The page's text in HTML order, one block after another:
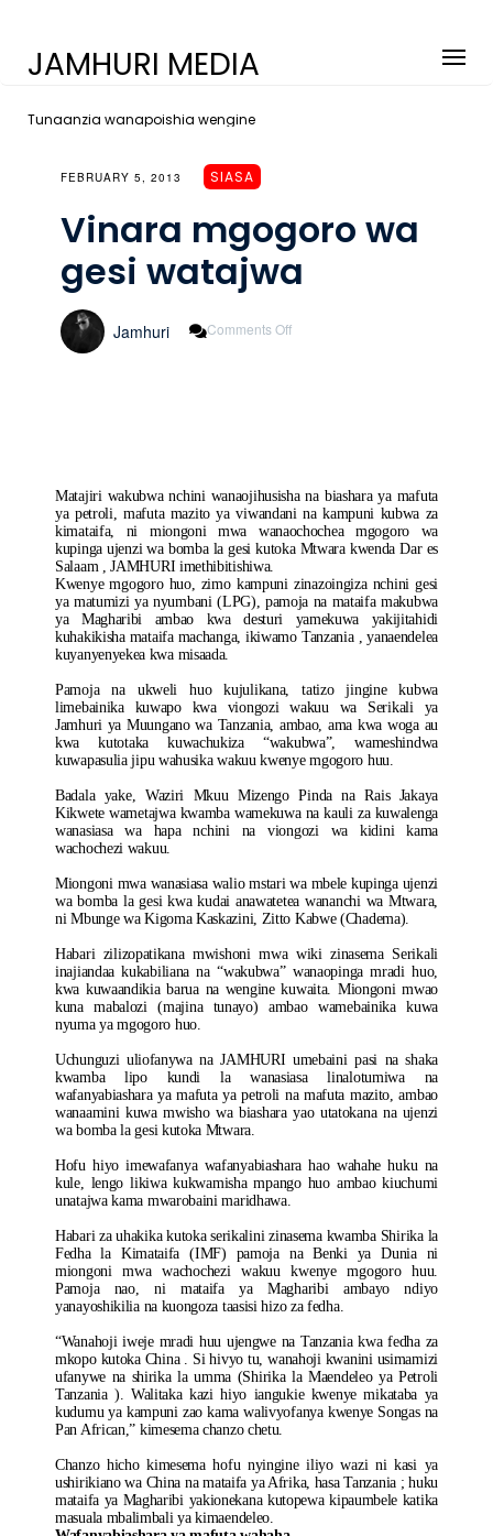
JAMHURI MEDIA
Tunaanzia wanapoishia wengine
FEBRUARY 5, 2013 SIASA
Vinara mgogoro wa
gesi watajwa
Jamhuri Comments Off
Matajiri wakubwa nchini wanaojihusisha na biashara ya mafuta
ya petroli, mafuta mazito ya viwandani na kampuni kubwa za
kimataifa, ni miongoni mwa wanaochochea mgogoro wa
kupinga ujenzi wa bomba la gesi kutoka Mtwara kwenda Dar es
Salaam , JAMHURI imethibitishiwa.
Kwenye mgogoro huo, zimo kampuni zinazoingiza nchini gesi
ya matumizi ya nyumbani (LPG), pamoja na mataifa makubwa
ya Magharibi ambao kwa desturi yamekuwa yakijitahidi
kuhakikisha mataifa machanga, ikiwamo Tanzania , yanaendelea
kuyanyenyekea kwa misaada.
Pamoja na ukweli huo kujulikana, tatizo jingine kubwa
limebainika kuwapo kwa viongozi wakuu wa Serikali ya
Jamhuri ya Muungano wa Tanzania, ambao, ama kwa woga au
kwa kutotaka kuwachukiza “wakubwa”, wameshindwa
kuwapasulia jipu wahusika wakuu kwenye mgogoro huu.
Badala yake, Waziri Mkuu Mizengo Pinda na Rais Jakaya
Kikwete wametajwa kwamba wamekuwa na kauli za kuwalenga
wanasiasa wa hapa nchini na viongozi wa kidini kama
wachochezi wakuu.
Miongoni mwa wanasiasa walio mstari wa mbele kupinga ujenzi
wa bomba la gesi kwa kudai anawatetea wananchi wa Mtwara,
ni Mbunge wa Kigoma Kaskazini, Zitto Kabwe (Chadema).
Habari zilizopatikana mwishoni mwa wiki zinasema Serikali
inajiandaa kukabiliana na “wakubwa” wanaopinga mradi huo,
kwa kuwaandikia barua na wengine kuwaita. Miongoni mwao
kuna mabalozi (majina tunayo) ambao wamebainika kuwa
nyuma ya mgogoro huo.
Uchunguzi uliofanywa na JAMHURI umebaini pasi na shaka
kwamba lipo kundi la wanasiasa linalotumiwa na
wafanyabiashara ya mafuta ya petroli na mafuta mazito, ambao
wanaamini kuwa mwisho wa biashara yao utatokana na ujenzi
wa bomba la gesi kutoka Mtwara.
Hofu hiyo imewafanya wafanyabiashara hao wahahe huku na
kule, lengo likiwa kukwamisha mpango huo ambao kiuchumi
unatajwa kama mwarobaini maridhawa.
Habari za uhakika kutoka serikalini zinasema kwamba Shirika la
Fedha la Kimataifa (IMF) pamoja na Benki ya Dunia ni
miongoni mwa wachochezi wakuu kwenye mgogoro huu.
Pamoja nao, ni mataifa ya Magharibi ambayo ndiyo
yanayoshikilia na kuongoza taasisi hizo za fedha.
“Wanahoji iweje mradi huu ujengwe na Tanzania kwa fedha za
mkopo kutoka China . Si hivyo tu, wanahoji kwanini usimamizi
ufanywe na shirika la umma (Shirika la Maendeleo ya Petroli
Tanzania ). Walitaka kazi hiyo iangukie kwenye mikataba ya
kudumu ya kampuni zao kama walivyofanya kwenye Songas na
Pan African,” kimesema chanzo chetu.
Chanzo hicho kimesema hofu nyingine iliyo wazi ni kasi ya
ushirikiano wa China na mataifa ya Afrika, hasa Tanzania ; huku
mataifa ya Magharibi yakionekana kutopewa kipaumbele katika
masuala mbalimbali ya kimaendeleo.